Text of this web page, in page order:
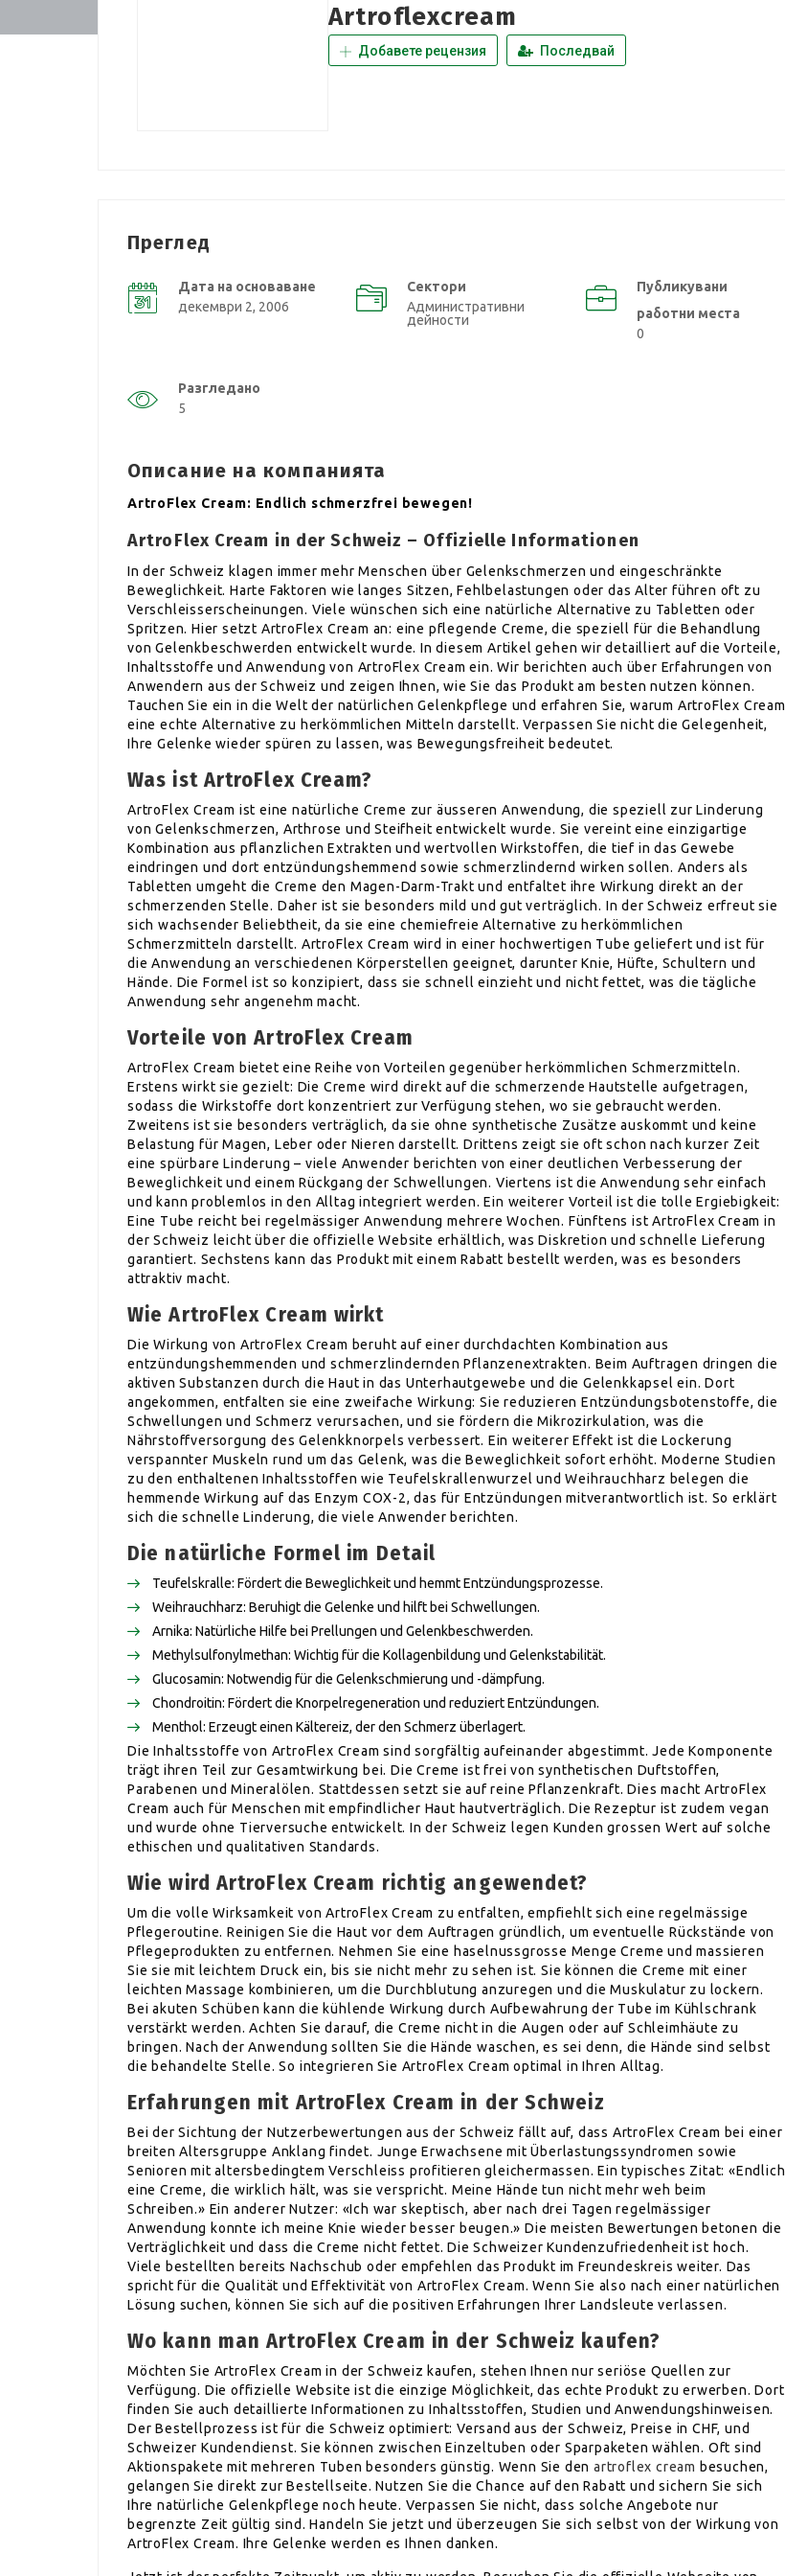
Artroflexcream
Добавете рецензия Последвай
Преглед
Дата на основаване
декември 2, 2006
Сектори
Административни
дейности
Публикувани
работни места
0
Разгледано
5
Описание на компанията
ArtroFlex Cream: Endlich schmerzfrei bewegen!
ArtroFlex Cream in der Schweiz – Offizielle Informationen
In der Schweiz klagen immer mehr Menschen über Gelenkschmerzen und eingeschränkte
Beweglichkeit. Harte Faktoren wie langes Sitzen, Fehlbelastungen oder das Alter führen oft zu
Verschleisserscheinungen. Viele wünschen sich eine natürliche Alternative zu Tabletten oder
Spritzen. Hier setzt ArtroFlex Cream an: eine pflegende Creme, die speziell für die Behandlung
von Gelenkbeschwerden entwickelt wurde. In diesem Artikel gehen wir detailliert auf die Vorteile,
Inhaltsstoffe und Anwendung von ArtroFlex Cream ein. Wir berichten auch über Erfahrungen von
Anwendern aus der Schweiz und zeigen Ihnen, wie Sie das Produkt am besten nutzen können.
Tauchen Sie ein in die Welt der natürlichen Gelenkpflege und erfahren Sie, warum ArtroFlex Cream
eine echte Alternative zu herkömmlichen Mitteln darstellt. Verpassen Sie nicht die Gelegenheit,
Ihre Gelenke wieder spüren zu lassen, was Bewegungsfreiheit bedeutet.
Was ist ArtroFlex Cream?
ArtroFlex Cream ist eine natürliche Creme zur äusseren Anwendung, die speziell zur Linderung
von Gelenkschmerzen, Arthrose und Steifheit entwickelt wurde. Sie vereint eine einzigartige
Kombination aus pflanzlichen Extrakten und wertvollen Wirkstoffen, die tief in das Gewebe
eindringen und dort entzündungshemmend sowie schmerzlindernd wirken sollen. Anders als
Tabletten umgeht die Creme den Magen-Darm-Trakt und entfaltet ihre Wirkung direkt an der
schmerzenden Stelle. Daher ist sie besonders mild und gut verträglich. In der Schweiz erfreut sie
sich wachsender Beliebtheit, da sie eine chemiefreie Alternative zu herkömmlichen
Schmerzmitteln darstellt. ArtroFlex Cream wird in einer hochwertigen Tube geliefert und ist für
die Anwendung an verschiedenen Körperstellen geeignet, darunter Knie, Hüfte, Schultern und
Hände. Die Formel ist so konzipiert, dass sie schnell einzieht und nicht fettet, was die tägliche
Anwendung sehr angenehm macht.
Vorteile von ArtroFlex Cream
ArtroFlex Cream bietet eine Reihe von Vorteilen gegenüber herkömmlichen Schmerzmitteln.
Erstens wirkt sie gezielt: Die Creme wird direkt auf die schmerzende Hautstelle aufgetragen,
sodass die Wirkstoffe dort konzentriert zur Verfügung stehen, wo sie gebraucht werden.
Zweitens ist sie besonders verträglich, da sie ohne synthetische Zusätze auskommt und keine
Belastung für Magen, Leber oder Nieren darstellt. Drittens zeigt sie oft schon nach kurzer Zeit
eine spürbare Linderung – viele Anwender berichten von einer deutlichen Verbesserung der
Beweglichkeit und einem Rückgang der Schwellungen. Viertens ist die Anwendung sehr einfach
und kann problemlos in den Alltag integriert werden. Ein weiterer Vorteil ist die tolle Ergiebigkeit:
Eine Tube reicht bei regelmässiger Anwendung mehrere Wochen. Fünftens ist ArtroFlex Cream in
der Schweiz leicht über die offizielle Website erhältlich, was Diskretion und schnelle Lieferung
garantiert. Sechstens kann das Produkt mit einem Rabatt bestellt werden, was es besonders
attraktiv macht.
Wie ArtroFlex Cream wirkt
Die Wirkung von ArtroFlex Cream beruht auf einer durchdachten Kombination aus
entzündungshemmenden und schmerzlindernden Pflanzenextrakten. Beim Auftragen dringen die
aktiven Substanzen durch die Haut in das Unterhautgewebe und die Gelenkkapsel ein. Dort
angekommen, entfalten sie eine zweifache Wirkung: Sie reduzieren Entzündungsbotenstoffe, die
Schwellungen und Schmerz verursachen, und sie fördern die Mikrozirkulation, was die
Nährstoffversorgung des Gelenkknorpels verbessert. Ein weiterer Effekt ist die Lockerung
verspannter Muskeln rund um das Gelenk, was die Beweglichkeit sofort erhöht. Moderne Studien
zu den enthaltenen Inhaltsstoffen wie Teufelskrallenwurzel und Weihrauchharz belegen die
hemmende Wirkung auf das Enzym COX-2, das für Entzündungen mitverantwortlich ist. So erklärt
sich die schnelle Linderung, die viele Anwender berichten.
Die natürliche Formel im Detail
Teufelskralle: Fördert die Beweglichkeit und hemmt Entzündungsprozesse.
Weihrauchharz: Beruhigt die Gelenke und hilft bei Schwellungen.
Arnika: Natürliche Hilfe bei Prellungen und Gelenkbeschwerden.
Methylsulfonylmethan: Wichtig für die Kollagenbildung und Gelenkstabilität.
Glucosamin: Notwendig für die Gelenkschmierung und -dämpfung.
Chondroitin: Fördert die Knorpelregeneration und reduziert Entzündungen.
Menthol: Erzeugt einen Kältereiz, der den Schmerz überlagert.
Die Inhaltsstoffe von ArtroFlex Cream sind sorgfältig aufeinander abgestimmt. Jede Komponente
trägt ihren Teil zur Gesamtwirkung bei. Die Creme ist frei von synthetischen Duftstoffen,
Parabenen und Mineralölen. Stattdessen setzt sie auf reine Pflanzenkraft. Dies macht ArtroFlex
Cream auch für Menschen mit empfindlicher Haut hautverträglich. Die Rezeptur ist zudem vegan
und wurde ohne Tierversuche entwickelt. In der Schweiz legen Kunden grossen Wert auf solche
ethischen und qualitativen Standards.
Wie wird ArtroFlex Cream richtig angewendet?
Um die volle Wirksamkeit von ArtroFlex Cream zu entfalten, empfiehlt sich eine regelmässige
Pflegeroutine. Reinigen Sie die Haut vor dem Auftragen gründlich, um eventuelle Rückstände von
Pflegeprodukten zu entfernen. Nehmen Sie eine haselnussgrosse Menge Creme und massieren
Sie sie mit leichtem Druck ein, bis sie nicht mehr zu sehen ist. Sie können die Creme mit einer
leichten Massage kombinieren, um die Durchblutung anzuregen und die Muskulatur zu lockern.
Bei akuten Schüben kann die kühlende Wirkung durch Aufbewahrung der Tube im Kühlschrank
verstärkt werden. Achten Sie darauf, die Creme nicht in die Augen oder auf Schleimhäute zu
bringen. Nach der Anwendung sollten Sie die Hände waschen, es sei denn, die Hände sind selbst
die behandelte Stelle. So integrieren Sie ArtroFlex Cream optimal in Ihren Alltag.
Erfahrungen mit ArtroFlex Cream in der Schweiz
Bei der Sichtung der Nutzerbewertungen aus der Schweiz fällt auf, dass ArtroFlex Cream bei einer
breiten Altersgruppe Anklang findet. Junge Erwachsene mit Überlastungssyndromen sowie
Senioren mit altersbedingtem Verschleiss profitieren gleichermassen. Ein typisches Zitat: «Endlich
eine Creme, die wirklich hält, was sie verspricht. Meine Hände tun nicht mehr weh beim
Schreiben.» Ein anderer Nutzer: «Ich war skeptisch, aber nach drei Tagen regelmässiger
Anwendung konnte ich meine Knie wieder besser beugen.» Die meisten Bewertungen betonen die
Verträglichkeit und dass die Creme nicht fettet. Die Schweizer Kundenzufriedenheit ist hoch.
Viele bestellten bereits Nachschub oder empfehlen das Produkt im Freundeskreis weiter. Das
spricht für die Qualität und Effektivität von ArtroFlex Cream. Wenn Sie also nach einer natürlichen
Lösung suchen, können Sie sich auf die positiven Erfahrungen Ihrer Landsleute verlassen.
Wo kann man ArtroFlex Cream in der Schweiz kaufen?
Möchten Sie ArtroFlex Cream in der Schweiz kaufen, stehen Ihnen nur seriöse Quellen zur
Verfügung. Die offizielle Website ist die einzige Möglichkeit, das echte Produkt zu erwerben. Dort
finden Sie auch detaillierte Informationen zu Inhaltsstoffen, Studien und Anwendungshinweisen.
Der Bestellprozess ist für die Schweiz optimiert: Versand aus der Schweiz, Preise in CHF, und
Schweizer Kundendienst. Sie können zwischen Einzeltuben oder Sparpaketen wählen. Oft sind
Aktionspakete mit mehreren Tuben besonders günstig. Wenn Sie den artroflex cream besuchen,
gelangen Sie direkt zur Bestellseite. Nutzen Sie die Chance auf den Rabatt und sichern Sie sich
Ihre natürliche Gelenkpflege noch heute. Verpassen Sie nicht, dass solche Angebote nur
begrenzte Zeit gültig sind. Handeln Sie jetzt und überzeugen Sie sich selbst von der Wirkung von
ArtroFlex Cream. Ihre Gelenke werden es Ihnen danken.